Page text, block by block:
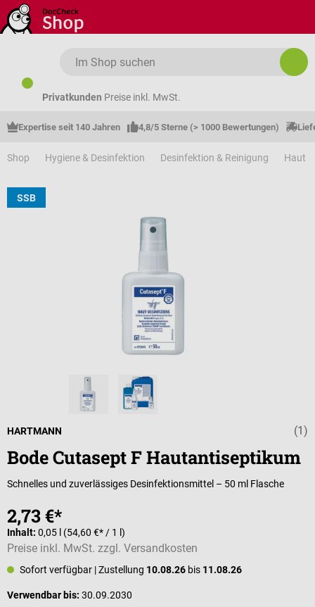
Zum Hauptinhalt springen
Privatkunden Preise inkl. MwSt.
Expertise seit 140 Jahren 4,8/5 Sterne (> 1000 Bewertungen)
Shop Hygiene & Desinfektion Desinfektion & Reinigung Haut
SSB
(1)
HARTMANN
Bode Cutasept F Hautantiseptikum
Schnelles und zuverlässiges Desinfektionsmittel – 50 ml Flasche
2,73 €*
Inhalt: 0,05 l (54,60 €* / 1 l)
Preise inkl. MwSt. zzgl. Versandkosten
Sofort verfügbar | Zustellung 10.08.26 bis 11.08.26
Verwendbar bis: 30.09.2030